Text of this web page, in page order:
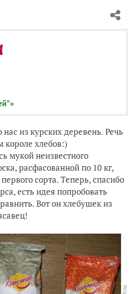
из курских деревень. Речь
короле хлебов:)
мукой неизвестного
расфасованной по 10 кг,
сорта. Теперь, спасибо
есть идея попробовать
Вот он хлебушек из